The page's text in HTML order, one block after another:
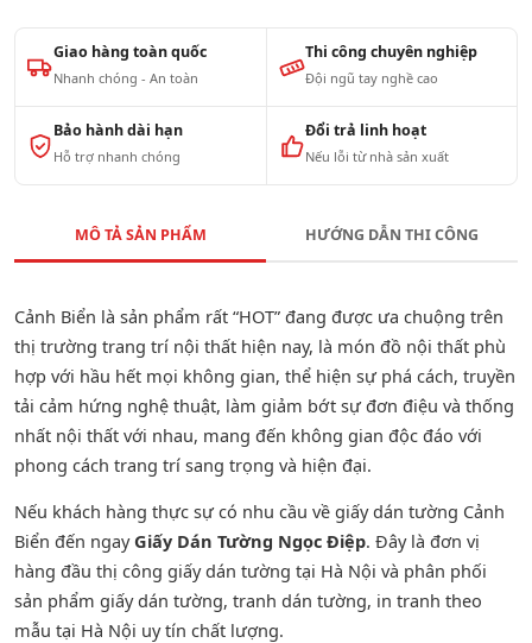
Giao hàng toàn quốc
Nhanh chóng - An toàn
Thi công chuyên nghiệp
Đội ngũ tay nghề cao
Bảo hành dài hạn
Hỗ trợ nhanh chóng
Đổi trả linh hoạt
Nếu lỗi từ nhà sản xuất
MÔ TẢ SẢN PHẨM HƯỚNG DẪN THI CÔNG
Cảnh Biển là sản phẩm rất “HOT” đang được ưa chuộng trên
thị trường trang trí nội thất hiện nay, là món đồ nội thất phù
hợp với hầu hết mọi không gian, thể hiện sự phá cách, truyền
tải cảm hứng nghệ thuật, làm giảm bớt sự đơn điệu và thống
nhất nội thất với nhau, mang đến không gian độc đáo với
phong cách trang trí sang trọng và hiện đại.
Nếu khách hàng thực sự có nhu cầu về giấy dán tường Cảnh
Biển đến ngayGiấy Dán Tường Ngọc Điệp. Đây là đơn vị
hàng đầu thị công giấy dán tường tại Hà Nội và phân phối
sản phẩm giấy dán tường, tranh dán tường, in tranh theo
mẫu tại Hà Nội uy tín chất lượng.